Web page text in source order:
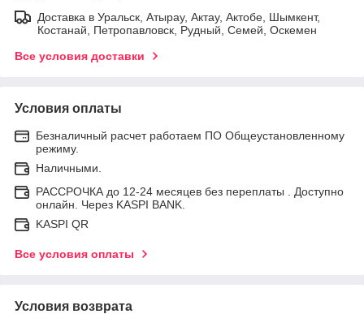
Доставка в Уральск, Атырау, Актау, Актобе, Шымкент,
Костанай, Петропавловск, Рудный, Семей, Оскемен
Все условия доставки
Условия оплаты
Безналичный расчет работаем ПО Общеустановленному
режиму.
Наличными.
РАССРОЧКА до 12-24 месяцев без переплаты . Доступно
онлайн. Через KASPI BANK.
KASPI QR
Все условия оплаты
Условия возврата